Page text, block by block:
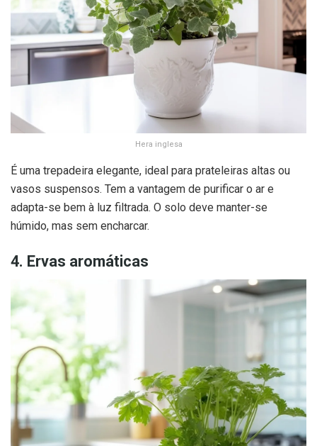
Hera inglesa
É uma trepadeira elegante, ideal para prateleiras altas ou
vasos suspensos. Tem a vantagem de purificar o ar e
adapta-se bem à luz filtrada. O solo deve manter-se
húmido, mas sem encharcar.
4. Ervas aromáticas